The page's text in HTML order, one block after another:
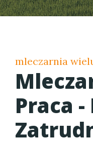
mleczarnia
Praca